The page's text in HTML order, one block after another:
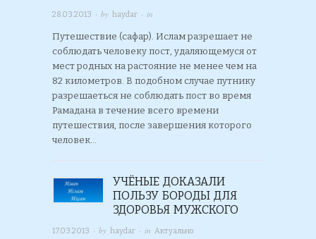
28.03.2013 · by haydar · in
Путешествие (сафар). Ислам разрешает не
соблюдать человеку пост, удаляющемуся от
мест родных на растояние не менее чем на
82 километров. В подобном случае путнику
разрешаеться не соблюдать пост во время
Рамадана в течение всего времени
путешествия, после завершения которого
человек…
УЧЁНЫЕ ДОКАЗАЛИ
ПОЛЬЗУ БОРОДЫ ДЛЯ
ЗДОРОВЬЯ МУЖСКОГО
17.03.2013 · by haydar · in Актуально